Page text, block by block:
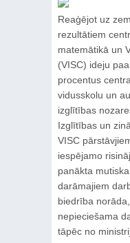
Reaģējot uz
rezultātiem
matemātikā un
(VISC) ideju
procentus
vidusskolu un
izglītības
Izglītības un
VISC
iespējamo
panākta
darāmajiem
biedrība
nepieciešama
tāpēc no